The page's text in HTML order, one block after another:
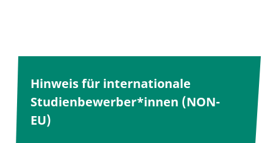
Hinweis für internationale
Studienbewerber*innen (NON-
EU)